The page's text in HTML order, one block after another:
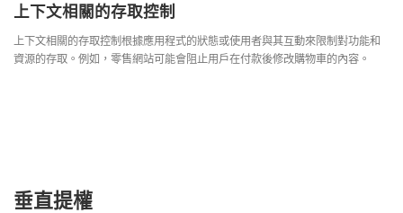
上下文相關的存取控制
上下文相關的存取控制根據應用程式的狀態或使用者與其互動來限制對功能和
資源的存取。例如，零售網站可能會阻止用戶在付款後修改購物車的內容。
垂直提權